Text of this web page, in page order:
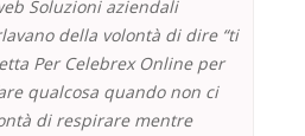
Soluzioni aziendali
della volontà di dire “ti
Per Celebrex Online per
qualcosa quando non ci
di respirare mentre